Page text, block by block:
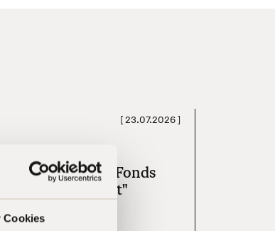
Cookies
[23.07.2026]
"Diese Tech-Fonds
besten performt"